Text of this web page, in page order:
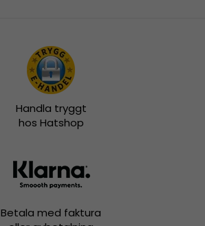
Handla tryggt
hos Hatshop
Betala med faktura